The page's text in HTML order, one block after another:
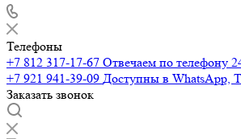
Телефоны
+7 812 317-17-67 Отвечаем по телефону
+7 921 941-39-09 Доступны в WhatsApp,
Заказать звонок